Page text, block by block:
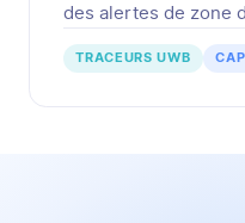
des alertes de zone
TRACEURS UWB